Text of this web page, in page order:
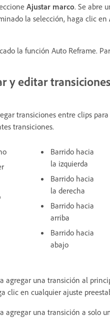
Ajustar marco. Se abre
la selección, haga clic en
la función Auto Reframe.
y editar transiciones
transiciones entre clips
transiciones.
Barrido hacia
la izquierda
Barrido hacia
la derecha
Barrido hacia
arriba
Barrido hacia
abajo
agregar una transición al
clic en cualquier ajuste
agregar una transición a solo